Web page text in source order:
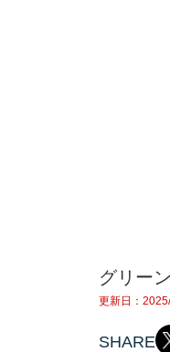
グリー
更新日：
SHARE